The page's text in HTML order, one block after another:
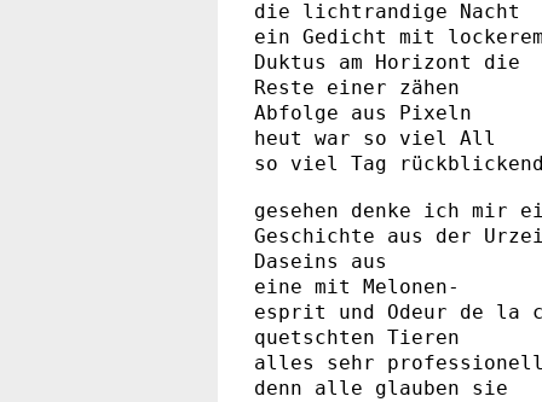
die lichtrandige Nacht
ein Gedicht mit
Duktus am Horizont die
Reste einer zähen
Abfolge aus Pixeln
heut war so viel All
so viel Tag
gesehen denke ich mir
Geschichte aus der
Daseins aus
eine mit Melonen-
esprit und Odeur de la
quetschten Tieren
alles sehr
denn alle glauben sie